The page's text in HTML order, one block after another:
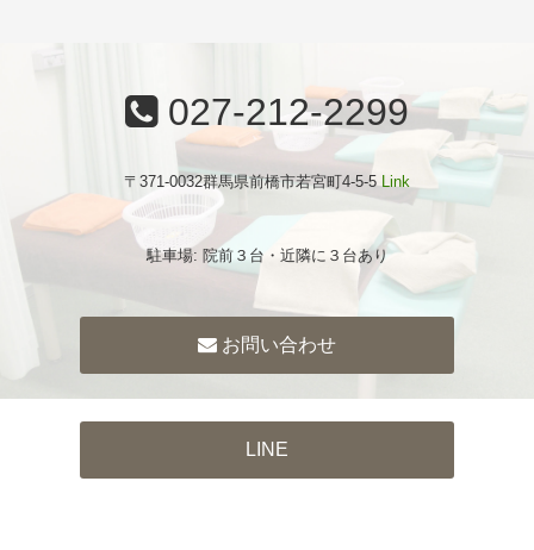
027-212-2299
〒371-0032群馬県前橋市若宮町4-5-5 Link
駐車場: 院前３台・近隣に３台あり
お問い合わせ
LINE